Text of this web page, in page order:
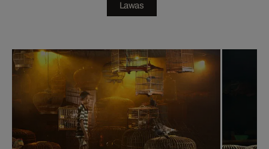
Lawas